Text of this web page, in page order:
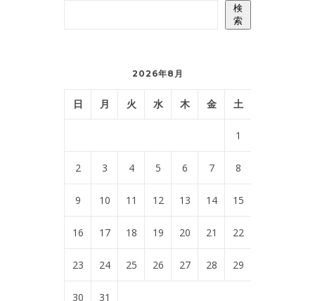
検
索
2026年8月
日 月 火 水 木 金 土
1
2 3 4 5 6 7 8
9 10 11 12 13 14 15
16 17 18 19 20 21 22
23 24 25 26 27 28 29
30 31